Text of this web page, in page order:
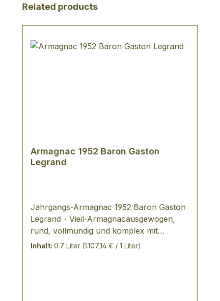
Produktgalerie überspringen
Related products
Armagnac 1952 Baron Gaston
Legrand
Jahrgangs-Armagnac 1952 Baron Gaston
Legrand - Vieil-Armagnacausgewogen,
rund, vollmundig und komplex mit
kräftigem Bouquet. Dieser Armagnac wird
Inhalt: 0.7 Liter (1.107,14 € / 1 Liter)